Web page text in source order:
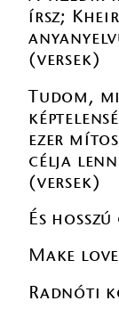
írsz;
(versek)
Tudom,
ezer
célja
(versek)
És
Make
Radnóti